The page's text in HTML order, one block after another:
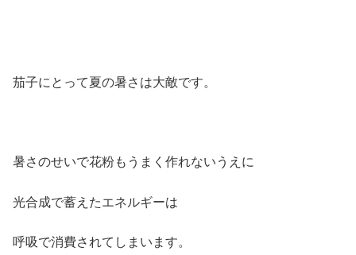
茄子にとって夏の暑さは大敵です。
暑さのせいで花粉もうまく作れないうえに
光合成で蓄えたエネルギーは
呼吸で消費されてしまいます。